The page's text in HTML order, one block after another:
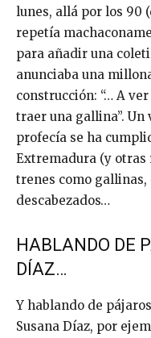
lunes, allá por los 90
repetía
para añadir una
anunciaba una
construcción: “… A
traer una gallina”. Un
profecía se ha
Extremadura (y otras
trenes como gallinas,
descabezados…
HABLANDO DE
DÍAZ…
Y hablando de
Susana Díaz, por